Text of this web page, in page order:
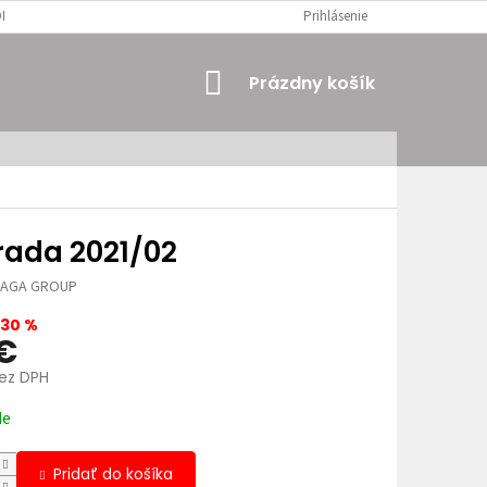
Prihlásenie
NÁKUPNÝ
Prázdny košík
2021/02
GROUP
%
DPH
Pridať do košíka